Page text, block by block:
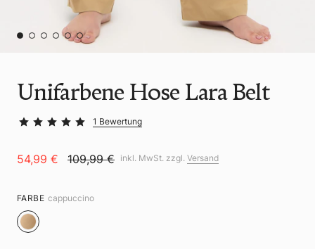
Unifarbene Hose Lara Belt
1 Bewertung
54,99 € 109,99 € inkl. MwSt. zzgl. Versand
FARBE cappuccino